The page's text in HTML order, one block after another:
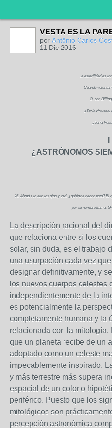
VESTA ES LA
por Antônio Carlos
11 Dic 2016
La esterilidad es
Cuando
O, con
¿Sería virtuosa,
¿Sería
¿ASTRÓNOMOS
26. Alzad a lo alto los ojos y ved: ¿quién ha hecho esto?
por su nombre llama.
La descripción racional del
que relaciona entre sí los
solar, sin duda, es el trabajo
una usurpación cada vez
designar definitivamente, y
los nuevos cuerpos celestes
independientemente de la
es potencialmente la
completamente humana y la
relacionada con la mitología.
que un planeta recibe de un
adoptado como un celeste
impecablemente inspirado.
y más terrestre más supera
espacial de un colono
periférico. Puesto que los
mitológicos son
percepción astronómica